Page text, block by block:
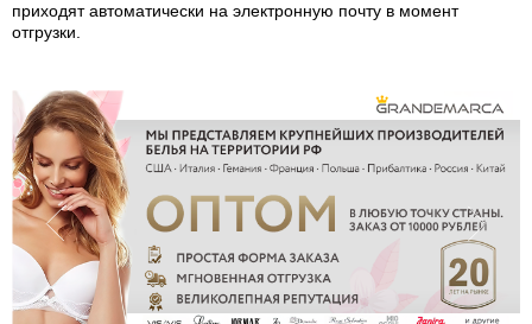
приходят автоматически на электронную почту в момент
отгрузки.